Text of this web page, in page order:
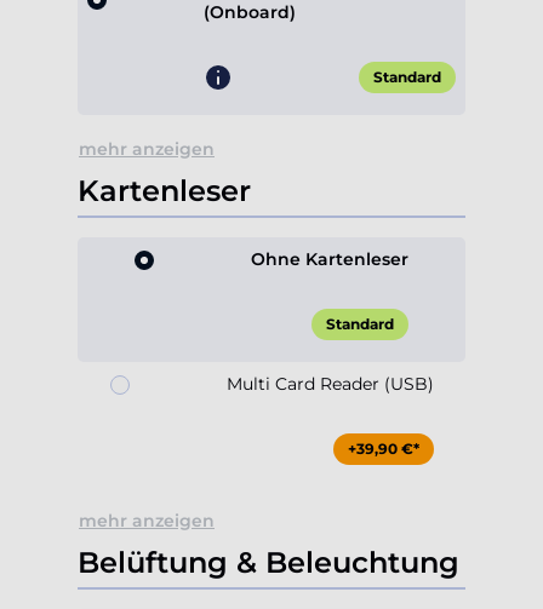
(Onboard)
Standard
mehr anzeigen
Kartenleser
Ohne Kartenleser
Standard
Multi Card Reader (USB)
+39,90 €*
mehr anzeigen
Belüftung & Beleuchtung